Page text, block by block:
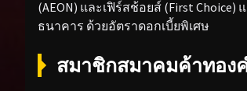
(AEON) และเฟิร์สช้อยส์ (First Choice)
ธนาคาร ด้วยอัตราดอกเบี้ยพิเศษ
สมาชิกสมาคมค้าทอง